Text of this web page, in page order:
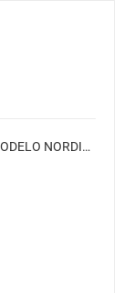
[OP-7191-W1NG] APLIQUE DE PARED LED “MODELO NORDICO” ● Color base: Negro